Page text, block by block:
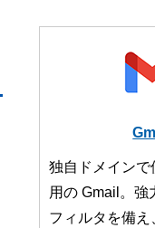
独自ドメイン
用の Gmail。強
フィルタを備